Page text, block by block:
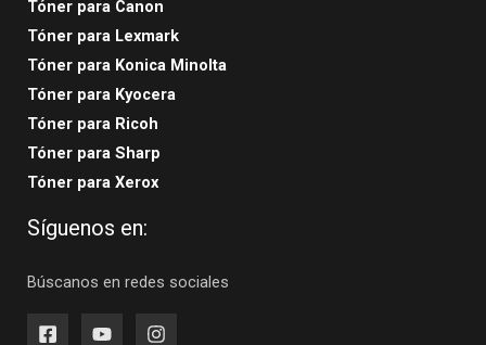
Tóner para Canon
Tóner para Lexmark
Tóner para Konica Minolta
Tóner para Kyocera
Tóner para Ricoh
Tóner para Sharp
Tóner para Xerox
Síguenos en:
Búscanos en redes sociales